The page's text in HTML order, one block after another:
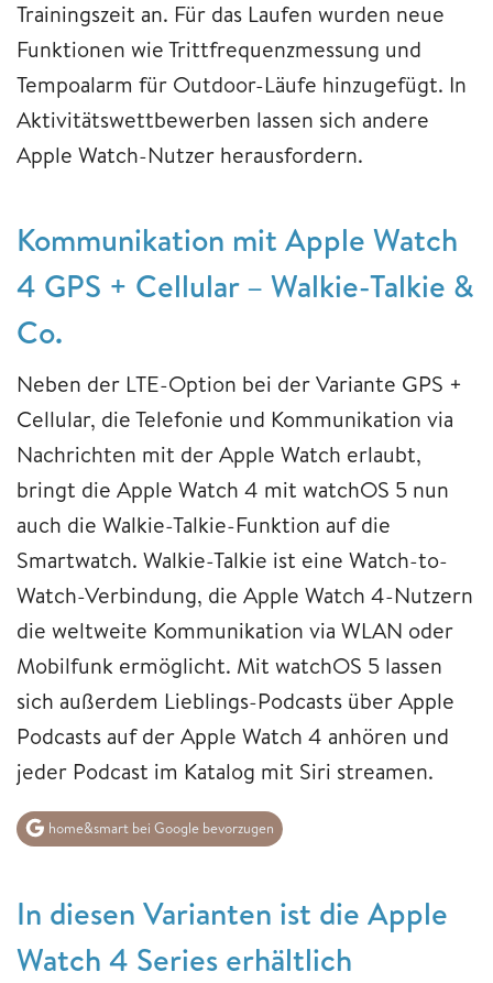
Trainingszeit an. Für das Laufen wurden neue
Funktionen wie Trittfrequenzmessung und
Tempoalarm für Outdoor-Läufe hinzugefügt. In
Aktivitätswettbewerben lassen sich andere
Apple Watch-Nutzer herausfordern.
Kommunikation mit Apple Watch
4 GPS + Cellular – Walkie-Talkie &
Co.
Neben der LTE-Option bei der Variante GPS +
Cellular, die Telefonie und Kommunikation via
Nachrichten mit der Apple Watch erlaubt,
bringt die Apple Watch 4 mit watchOS 5 nun
auch die Walkie-Talkie-Funktion auf die
Smartwatch. Walkie-Talkie ist eine Watch-to-
Watch-Verbindung, die Apple Watch 4-Nutzern
die weltweite Kommunikation via WLAN oder
Mobilfunk ermöglicht. Mit watchOS 5 lassen
sich außerdem Lieblings-Podcasts über Apple
Podcasts auf der Apple Watch 4 anhören und
jeder Podcast im Katalog mit Siri streamen.
home&smart bei Google bevorzugen
In diesen Varianten ist die Apple
Watch 4 Series erhältlich